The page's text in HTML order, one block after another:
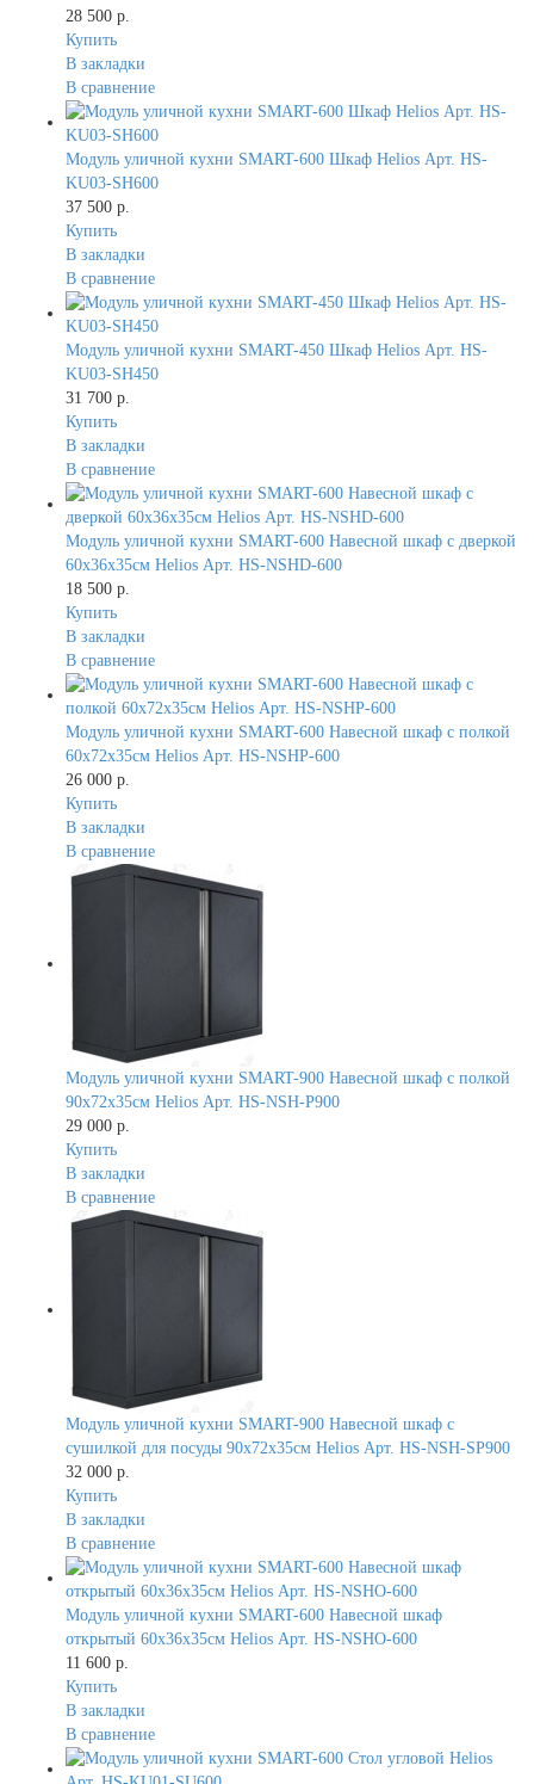
28 500 р.
Купить
В закладки
В сравнение
Модуль уличной кухни SMART-600 Шкаф Helios Арт. HS-
KU03-SH600
37 500 р.
Купить
В закладки
В сравнение
Модуль уличной кухни SMART-450 Шкаф Helios Арт. HS-
KU03-SH450
31 700 р.
Купить
В закладки
В сравнение
Модуль уличной кухни SMART-600 Навесной шкаф с дверкой
60х36х35см Helios Арт. HS-NSHD-600
18 500 р.
Купить
В закладки
В сравнение
Модуль уличной кухни SMART-600 Навесной шкаф с полкой
60х72х35см Helios Арт. HS-NSHP-600
26 000 р.
Купить
В закладки
В сравнение
Модуль уличной кухни SMART-900 Навесной шкаф с полкой
90х72х35см Helios Арт. HS-NSH-P900
29 000 р.
Купить
В закладки
В сравнение
Модуль уличной кухни SMART-900 Навесной шкаф с
сушилкой для посуды 90х72х35см Helios Арт. HS-NSH-SP900
32 000 р.
Купить
В закладки
В сравнение
Модуль уличной кухни SMART-600 Навесной шкаф
открытый 60х36х35см Helios Арт. HS-NSHO-600
11 600 р.
Купить
В закладки
В сравнение